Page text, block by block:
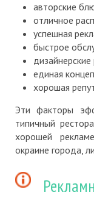
авторские
отличное
успешная
быстрое
единая
хорошая
Эти факторы
типичный
хорошей
окраине города,